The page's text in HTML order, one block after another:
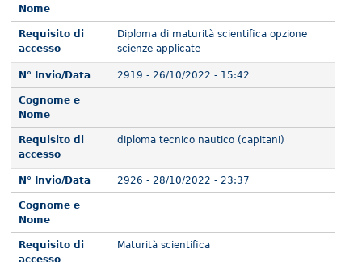
Nome
Requisito di
accesso
Diploma di maturità scientifica opzione
scienze applicate
N° Invio/Data 2919 - 26/10/2022 - 15:42
Cognome e
Nome
Requisito di
accesso
diploma tecnico nautico (capitani)
N° Invio/Data 2926 - 28/10/2022 - 23:37
Cognome e
Nome
Requisito di
Maturità scientifica